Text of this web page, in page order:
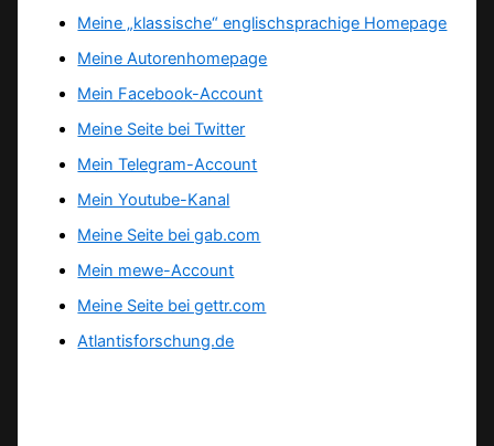
Meine „klassische“ englischsprachige Homepage
Meine Autorenhomepage
Mein Facebook-Account
Meine Seite bei Twitter
Mein Telegram-Account
Mein Youtube-Kanal
Meine Seite bei gab.com
Mein mewe-Account
Meine Seite bei gettr.com
Atlantisforschung.de